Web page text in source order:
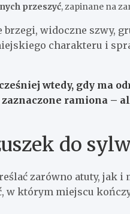
przeszyć, zapinane na
widoczne szwy,
charakteru i
wtedy, gdy ma
ramiona –
do
zarówno atuty, jak
w którym miejscu